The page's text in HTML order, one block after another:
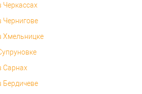
Черкассах
Чернигове
Хмельницке
Сарнах
Бердичеве